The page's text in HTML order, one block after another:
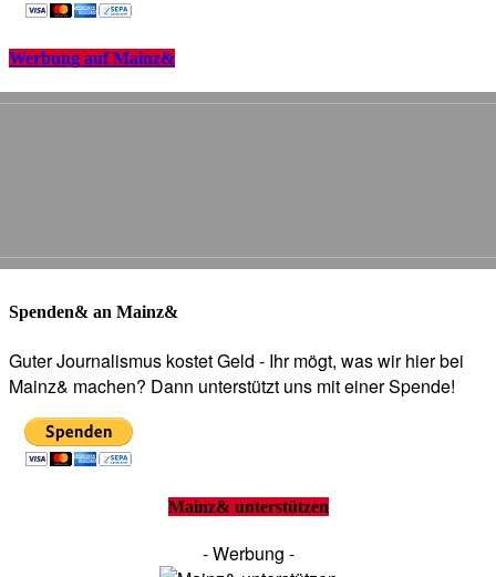
Werbung auf Mainz&
Spenden& an Mainz&
Guter Journalismus kostet Geld - Ihr mögt, was wir hier bei
Mainz& machen? Dann unterstützt uns mit einer Spende!
Mainz& unterstützen
- Werbung -